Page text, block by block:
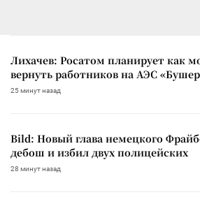
Лихачев: Росатом планирует как
вернуть работников на АЭС
25 минут назад
Bild: Новый глава немецкого
дебош и избил двух полицейских
28 минут назад